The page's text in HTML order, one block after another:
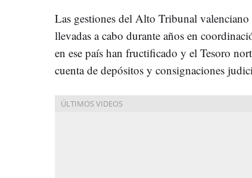
Las gestiones del Alto Tribunal valenciano
llevadas a cabo durante años en
en ese país han fructificado y el Tesoro
cuenta de depósitos y consignaciones